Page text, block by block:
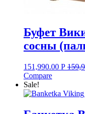
Буфет
сосны
151,990.00 Р
Compare
Sale!